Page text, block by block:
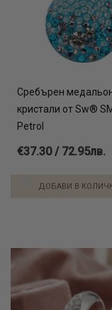
Сребърен
кристали от Sw®
Petrol
€37.30 / 72.95лв.
ДОБАВИ В